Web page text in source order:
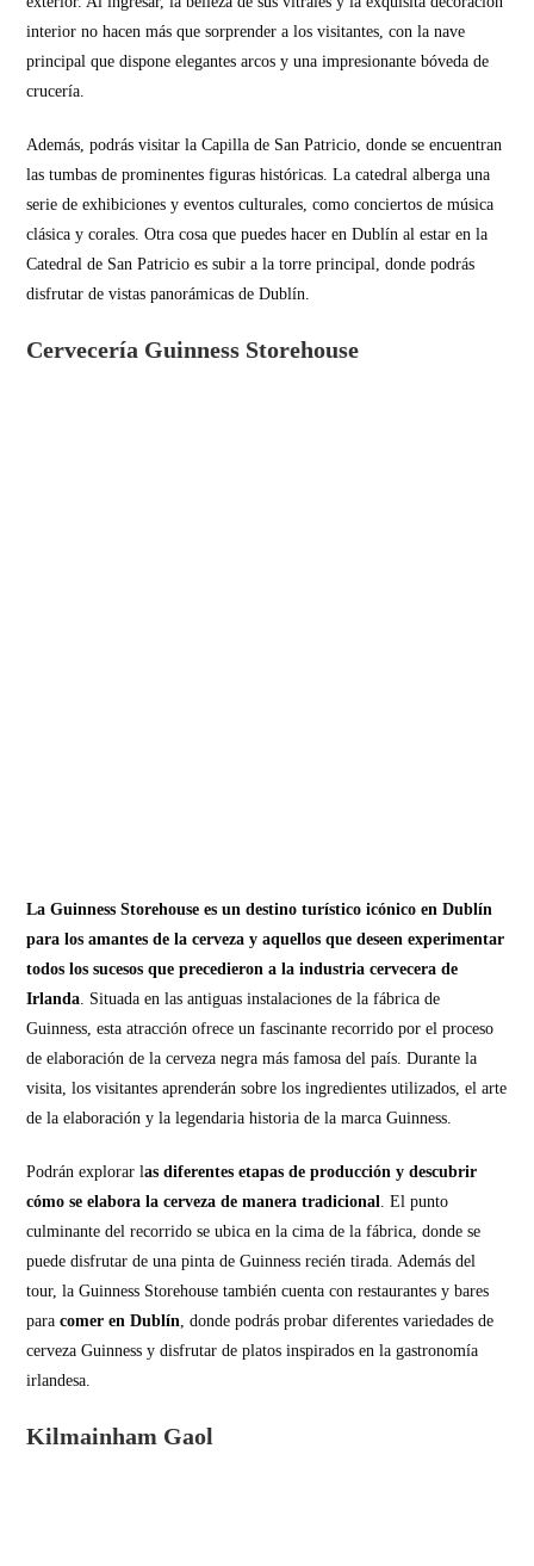
interior no hacen más que sorprender a los visitantes, con la nave
principal que dispone elegantes arcos y una impresionante bóveda de
crucería.
Además, podrás visitar la Capilla de San Patricio, donde se encuentran
las tumbas de prominentes figuras históricas. La catedral alberga una
serie de exhibiciones y eventos culturales, como conciertos de música
clásica y corales. Otra cosa que puedes hacer en Dublín al estar en la
Catedral de San Patricio es subir a la torre principal, donde podrás
disfrutar de vistas panorámicas de Dublín.
Cervecería Guinness Storehouse
La Guinness Storehouse es un destino turístico icónico en Dublín
para los amantes de la cerveza y aquellos que deseen experimentar
todos los sucesos que precedieron a la industria cervecera de
Irlanda. Situada en las antiguas instalaciones de la fábrica de
Guinness, esta atracción ofrece un fascinante recorrido por el proceso
de elaboración de la cerveza negra más famosa del país. Durante la
visita, los visitantes aprenderán sobre los ingredientes utilizados, el arte
de la elaboración y la legendaria historia de la marca Guinness.
Podrán explorar las diferentes etapas de producción y descubrir
cómo se elabora la cerveza de manera tradicional. El punto
culminante del recorrido se ubica en la cima de la fábrica, donde se
puede disfrutar de una pinta de Guinness recién tirada. Además del
tour, la Guinness Storehouse también cuenta con restaurantes y bares
para comer en Dublín, donde podrás probar diferentes variedades de
cerveza Guinness y disfrutar de platos inspirados en la gastronomía
irlandesa.
Kilmainham Gaol